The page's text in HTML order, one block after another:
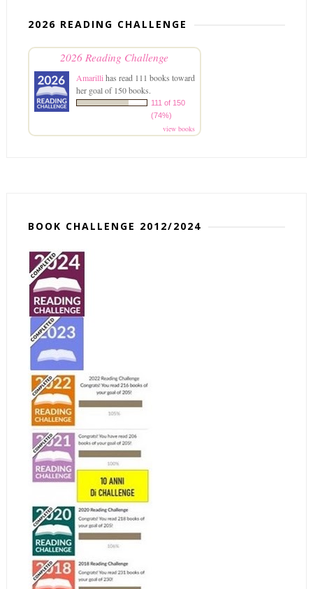
2026 READING CHALLENGE
2026 Reading Challenge
Amarillihas read 111 books toward
her goal of 150 books.
111 of 150
(74%)
view books
BOOK CHALLENGE 2012/2024